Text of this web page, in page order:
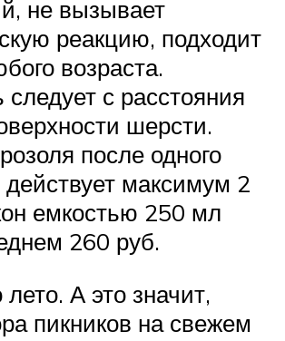
не вызывает
реакцию, подходит
возраста.
с расстояния
шерсти.
после одного
максимум 2
емкостью 250 мл
260 руб.
А это значит,
пикников на свежем